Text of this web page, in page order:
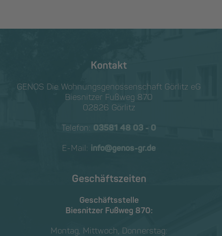
Kontakt
GENOS Die Wohnungs­genossen­schaft Görlitz eG
Biesnitzer Fußweg 870
02826 Görlitz
Telefon: 03581 48 03 - 0
E-Mail: info@genos-gr.de
Geschäftszeiten
Geschäftsstelle
Biesnitzer Fußweg 870:
Montag, Mittwoch, Donnerstag: